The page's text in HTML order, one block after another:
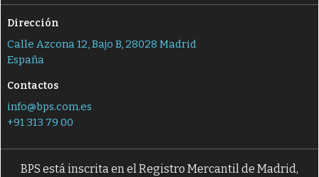
Dirección
Calle Azcona 12, Bajo B, 28028 Madrid
España
Contactos
info@bps.com.es
+91 313 79 00
BPS está inscrita en el Registro Mercantil de Madrid,